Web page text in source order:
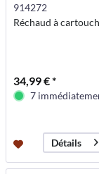
914272
Réchaud à
34,99 € *
7
Détails